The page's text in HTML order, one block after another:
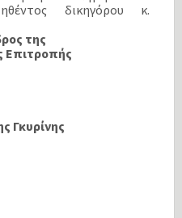
δικηγόρου κ.
της
Επιτροπής
Γκυρίνης